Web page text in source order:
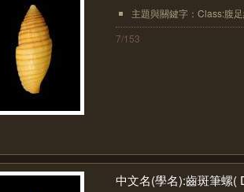
主題與關鍵字：Class:腹
7/153
中文名(學名):齒斑筆螺(